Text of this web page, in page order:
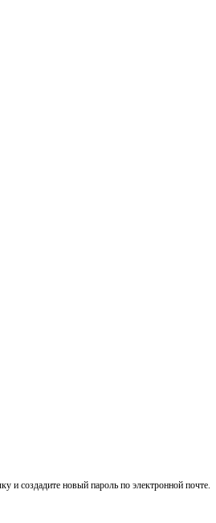
и создадите новый пароль по электронной почте.